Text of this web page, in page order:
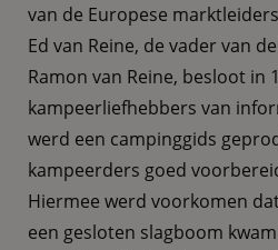
van de Europese
Ed van Reine, de vader van
Ramon van Reine, besloot in
kampeerliefhebbers van
werd een campinggids
kampeerders goed
Hiermee werd voorkomen
een gesloten slagboom